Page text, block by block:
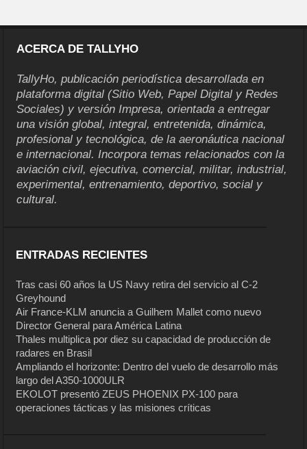
ACERCA DE TALLYHO
TallyHo, publicación periodística desarrollada en
plataforma digital (Sitio Web, Papel Digital y Redes
Sociales) y versión Impresa, orientada a entregar
una visión global, integral, entretenida, dinámica,
profesional y tecnológica, de la aeronáutica nacional
e internacional. Incorpora temas relacionados con la
aviación civil, ejecutiva, comercial, militar, industrial,
experimental, entrenamiento, deportivo, social y
cultural.
ENTRADAS RECIENTES
Tras casi 60 años la US Navy retira del servicio al C-2
Greyhound
Air France-KLM anuncia a Guilhem Mallet como nuevo
Director General para América Latina
Thales multiplica por diez su capacidad de producción de
radares en Brasil
Ampliando el horizonte: Dentro del vuelo de desarrollo más
largo del A350-1000ULR
EKOLOT presentó ZEUS PHOENIX PX-100 para
operaciones tácticas y las misiones críticas